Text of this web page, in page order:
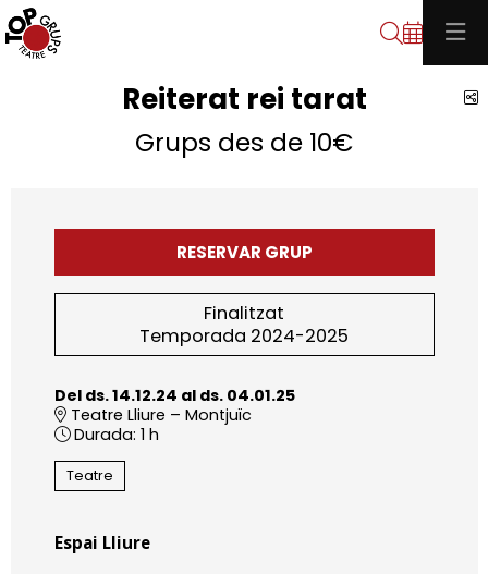
Cerca
Reiterat rei tarat
Grups des de 10€
RESERVAR GRUP
Finalitzat
Temporada 2024-2025
Del ds. 14.12.24 al ds. 04.01.25
Teatre Lliure – Montjuïc
Durada: 1 h
Teatre
Espai Lliure